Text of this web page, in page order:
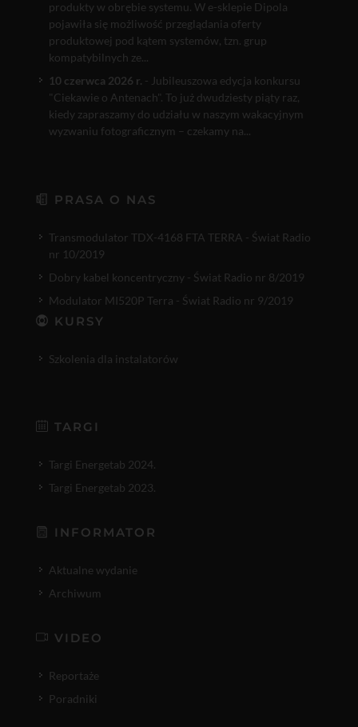
produkty w obrębie systemu. W e-sklepie Dipola
pojawiła się możliwość przeglądania oferty
produktowej pod kątem systemów, tzn. grup
kompatybilnych ze...
10 czerwca 2026 r. - Jubileuszowa edycja konkursu
"Ciekawie o Antenach". To już dwudziesty piąty raz,
kiedy zapraszamy do udziału w naszym wakacyjnym
wyzwaniu fotograficznym – czekamy na...
PRASA O NAS
Transmodulator TDX-4168 FTA TERRA - Świat Radio
nr 10/2019
Dobry kabel koncentryczny - Świat Radio nr 8/2019
Modulator MI520P Terra - Świat Radio nr 9/2019
KURSY
Szkolenia dla instalatorów
TARGI
Targi Energetab 2024.
Targi Energetab 2023.
INFORMATOR
Aktualne wydanie
Archiwum
VIDEO
Reportaże
Poradniki